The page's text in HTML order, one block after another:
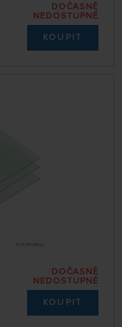
DOČASNĚ
NEDOSTUPNÉ
KOUPIT
DOČASNĚ
NEDOSTUPNÉ
KOUPIT